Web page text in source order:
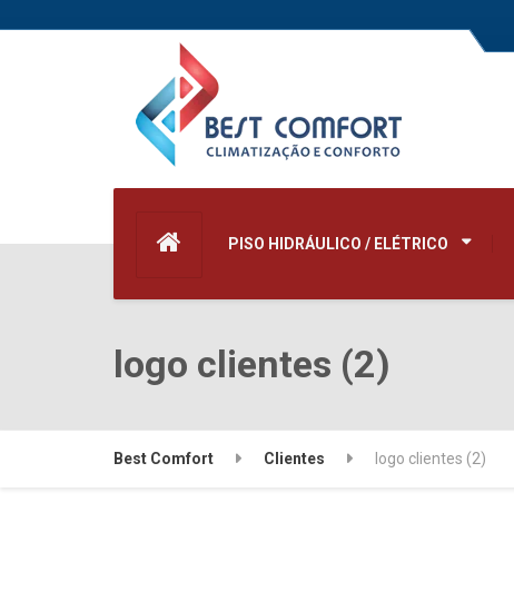
PISO HIDRÁULICO / ELÉTRICO
logo clientes (2)
Best Comfort Clientes logo clientes (2)